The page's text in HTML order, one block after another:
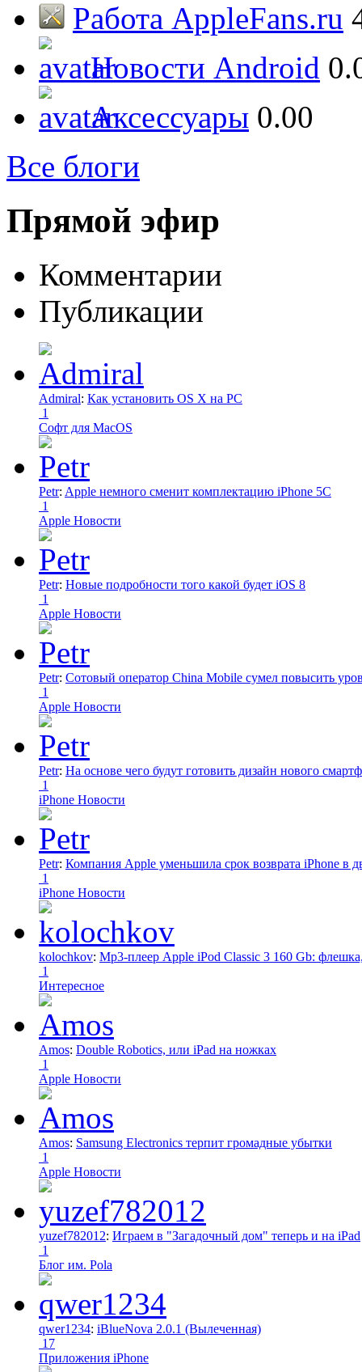
Работа AppleFans.ru
Новости Android
Аксессуары 0.00
Все блоги
Прямой эфир
Комментарии
Публикации
Admiral: Как установить OS X на PC
1
Софт для MacOS
Petr: Apple немного сменит комплектацию iPhone 5C
1
Apple Новости
Petr: Новые подробности того какой будет iOS 8
1
Apple Новости
Petr: Сотовый оператор China Mobile сумел повысить
1
Apple Новости
Petr: На основе чего будут готовить дизайн нового
1
iPhone Новости
Petr: Компания Apple уменьшила срок возврата iPhone в
1
iPhone Новости
kolochkov: Mp3-плеер Apple iPod Classic 3 160 Gb:
1
Интересное
Amos: Double Robotics, или iPad на ножках
1
Apple Новости
Amos: Samsung Electronics терпит громадные убытки
1
Apple Новости
yuzef782012: Играем в "Загадочный дом" теперь и на iPad
1
Блог им. Pola
qwer1234: iBlueNova 2.0.1 (Вылеченная)
17
Приложения iPhone